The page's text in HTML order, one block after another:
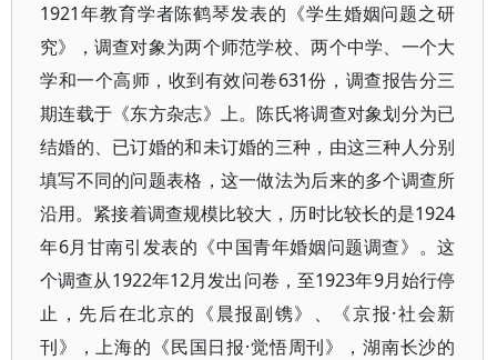
1921年教育学者陈鹤琴发表的《学生婚姻问题之研
究》，调查对象为两个师范学校、两个中学、一个大
学和一个高师，收到有效问卷631份，调查报告分三
期连载于《东方杂志》上。陈氏将调查对象划分为已
结婚的、已订婚的和未订婚的三种，由这三种人分别
填写不同的问题表格，这一做法为后来的多个调查所
沿用。紧接着调查规模比较大，历时比较长的是1924
年6月甘南引发表的《中国青年婚姻问题调查》。这
个调查从1922年12月发出问卷，至1923年9月始行停
止，先后在北京的《晨报副镌》、《京报·社会新
刊》，上海的《民国日报·觉悟周刊》，湖南长沙的